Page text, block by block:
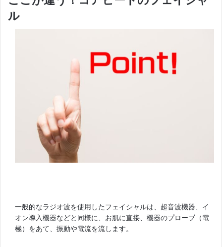
ル
一般的なラジオ波を使用したフェイシャルは、超音波機器、イ
オン導入機器などと同様に、お肌に直接、機器のプローブ（電
極）をあて、振動や電流を流します。